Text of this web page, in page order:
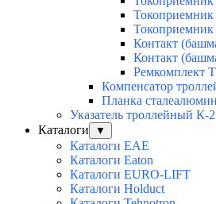
Контакт
Контакт
Ремкомплект
Компенсатор
Планка
Указатель троллейный К-
Каталоги
▼
Каталоги EAE
Каталоги Eaton
Каталоги EURO-LIFT
Каталоги Holduct